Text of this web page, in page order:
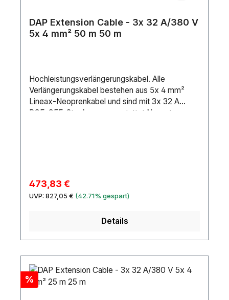
DAP Extension Cable - 3x 32 A/380 V
5x 4 mm² 50 m 50 m
Hochleistungsverlängerungskabel. Alle
Verlängerungskabel bestehen aus 5x 4 mm²
Lineax-Neoprenkabel und sind mit 3x 32 A
PCE-CEE-Steckern ausgestattet.Nennstrom
Isolierungstyp: NeopreneIP-Schutzart:
IP44Material: CopperFarbe: BlackLeitungen:
5Position Erdungsklemme: 6H
Verkaufspreis:
473,83 €
UVP: Regulärer Preis:
827,05 € (42.71% gespart)
Details
Rabatt
%